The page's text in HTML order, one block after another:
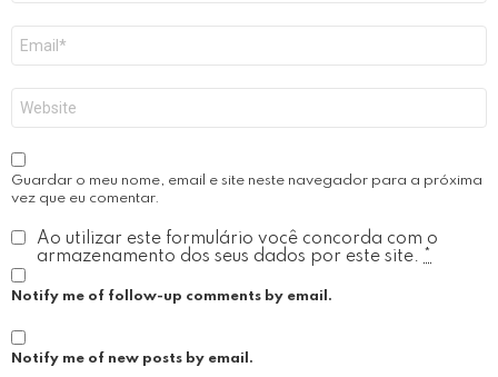
Guardar o meu nome, email e site neste navegador para a próxima
vez que eu comentar.
Ao utilizar este formulário você concorda com o
armazenamento dos seus dados por este site.
Notify me of follow-up comments by email.
Notify me of new posts by email.